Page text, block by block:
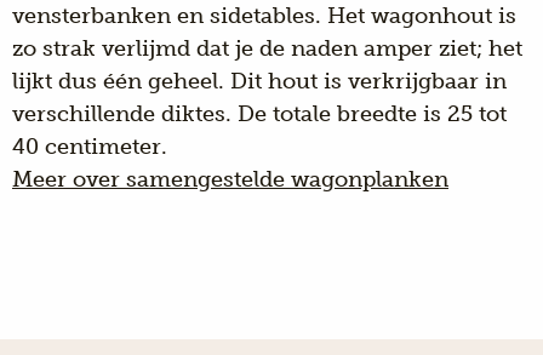
vensterbanken en sidetables. Het wagonhout is
zo strak verlijmd dat je de naden amper ziet; het
lijkt dus één geheel. Dit hout is verkrijgbaar in
verschillende diktes. De totale breedte is 25 tot
40 centimeter.
Meer over samengestelde wagonplanken